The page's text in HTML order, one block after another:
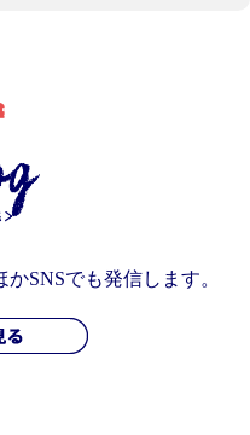
SNSでも発信します。